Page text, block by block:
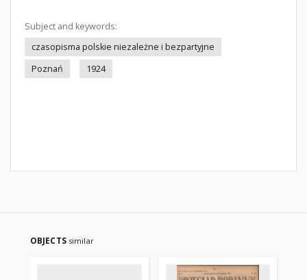
Subject and keywords:
czasopisma polskie niezależne i bezpartyjne
Poznań
1924
OBJECTS similar